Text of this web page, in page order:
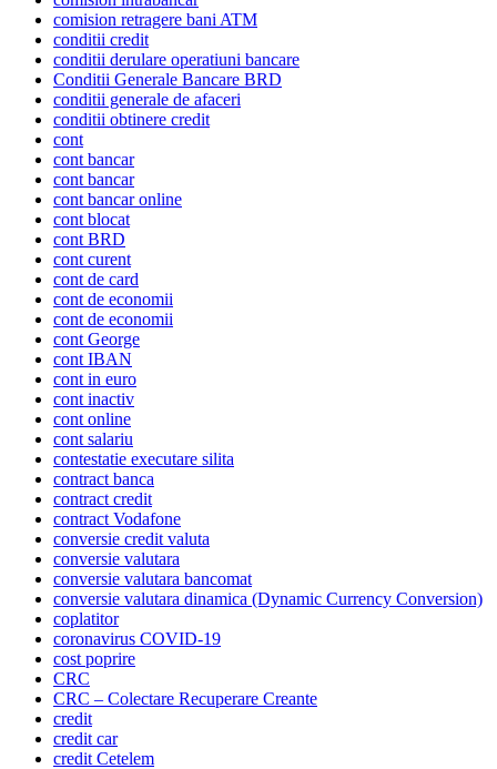
comision retragere bani ATM
conditii credit
conditii derulare operatiuni bancare
Conditii Generale Bancare BRD
conditii generale de afaceri
conditii obtinere credit
cont
cont bancar
cont bancar
cont bancar online
cont blocat
cont BRD
cont curent
cont de card
cont de economii
cont de economii
cont George
cont IBAN
cont in euro
cont inactiv
cont online
cont salariu
contestatie executare silita
contract banca
contract credit
contract Vodafone
conversie credit valuta
conversie valutara
conversie valutara bancomat
conversie valutara dinamica (Dynamic Currency Conversion)
coplatitor
coronavirus COVID-19
cost poprire
CRC
CRC – Colectare Recuperare Creante
credit
credit car
credit Cetelem